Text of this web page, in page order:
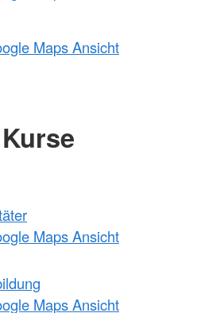
Maps Ansicht
Kurse
Maps Ansicht
Maps Ansicht